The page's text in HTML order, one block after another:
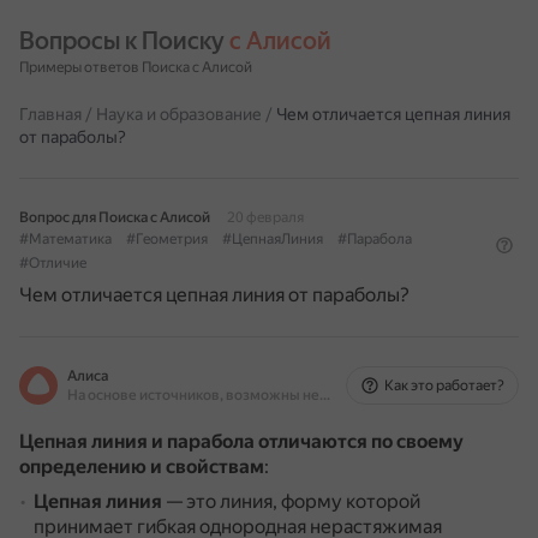
Вопросы к Поиску с Алисой
Примеры ответов Поиска с Алисой
Главная / Наука и образование / Чем отличается цепная линия
от параболы?
Вопрос для Поиска с Алисой
20 февраля
#Математика
#Геометрия #ЦепнаяЛиния
#Парабола
#Отличие
Чем отличается цепная линия от параболы?
Алиса
На основе источников, возможны неточности
Как это работает?
Цепная линия и парабола отличаются по своему
определению и свойствам:
Цепная линия — это линия, форму которой
принимает гибкая однородная нерастяжимая